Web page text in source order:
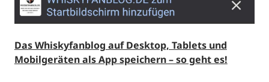
Das Whiskyfanblog auf Desktop, Tablets und
Mobilgeräten als App speichern – so geht es!